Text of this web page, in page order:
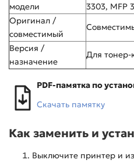
модели
3303, MFP
Оригинал /
совместимый
Версия /
назначение
Для тонер-
PDF-памятка по
Скачать памятку
Как заменить и
Выключите принтер и